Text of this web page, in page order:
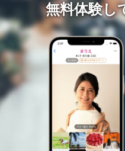
無料体験し